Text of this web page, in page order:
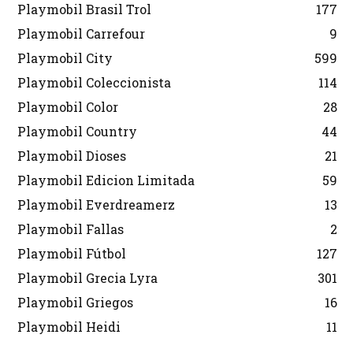
Playmobil Brasil Trol
177
Playmobil Carrefour
9
Playmobil City
599
Playmobil Coleccionista
114
Playmobil Color
28
Playmobil Country
44
Playmobil Dioses
21
Playmobil Edicion Limitada
59
Playmobil Everdreamerz
13
Playmobil Fallas
2
Playmobil Fútbol
127
Playmobil Grecia Lyra
301
Playmobil Griegos
16
Playmobil Heidi
11